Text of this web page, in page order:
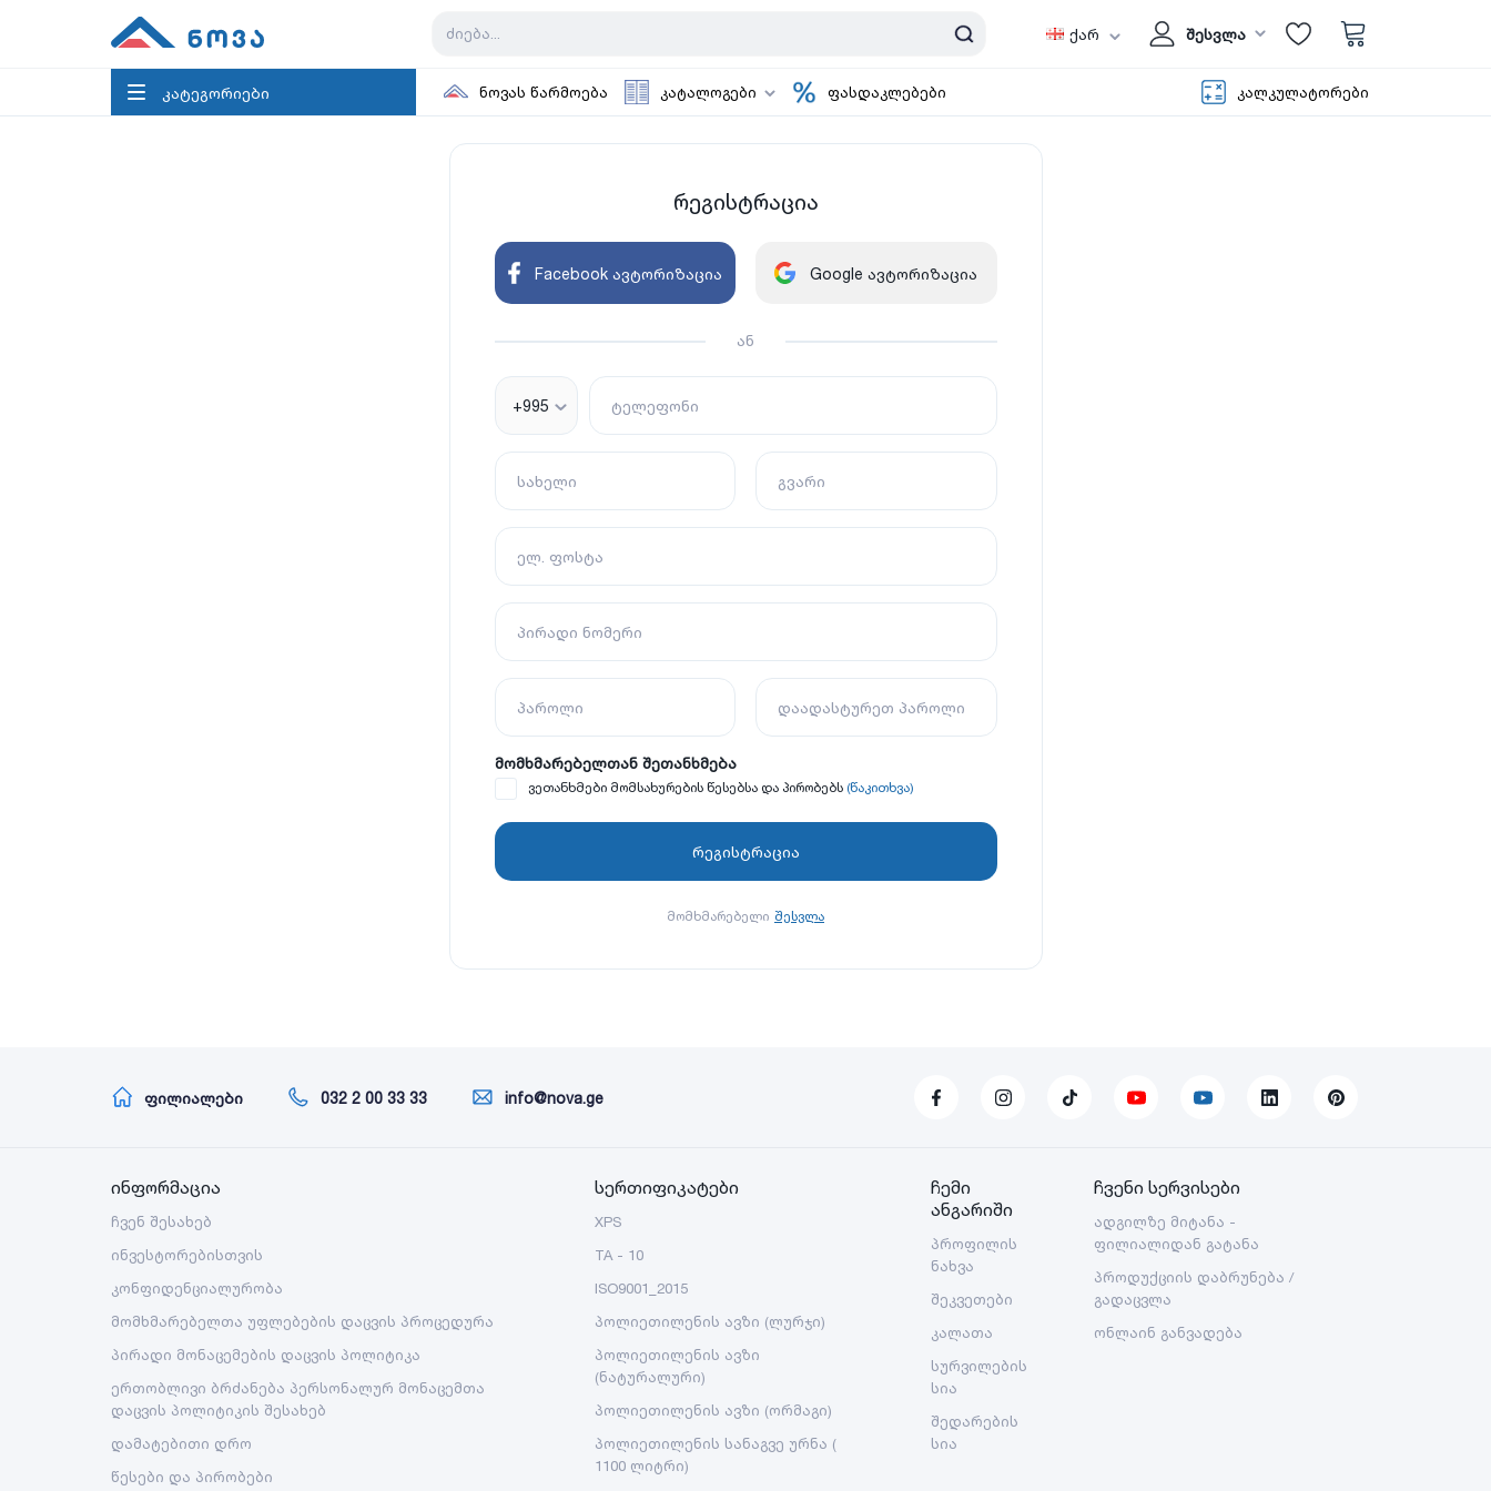
ქარ შესვლა
კატეგორიები ნოვას წარმოება კატალოგები ფასდაკლებები კალკულატორები
რეგისტრაცია
Facebook ავტორიზაცია Google ავტორიზაცია
ან
+995 ტელეფონი
სახელი გვარი
ელ. ფოსტა
პირადი ნომერი
პაროლი დაადასტურეთ პაროლი
მომხმარებელთან შეთანხმება
ვეთანხმები მომსახურების წესებსა და პირობებს (წაკითხვა)
მომხმარებელი შესვლა
ფილიალები 032 2 00 33 33 info@nova.ge
ინფორმაცია
ჩვენ შესახებ
ინვესტორებისთვის
კონფიდენციალურობა
მომხმარებელთა უფლებების დაცვის პროცედურა
პირადი მონაცემების დაცვის პოლიტიკა
ერთობლივი ბრძანება პერსონალურ მონაცემთა
დაცვის პოლიტიკის შესახებ
დამატებითი დრო
წესები და პირობები
სერთიფიკატები
XPS
TA - 10
ISO9001_2015
პოლიეთილენის ავზი (ლურჯი)
პოლიეთილენის ავზი
(ნატურალური)
პოლიეთილენის ავზი (ორმაგი)
პოლიეთილენის სანაგვე ურნა (
1100 ლიტრი)
ჩემი
ანგარიში
პროფილის
ნახვა
შეკვეთები
კალათა
სურვილების
სია
შედარების
სია
ჩვენი სერვისები
ადგილზე მიტანა -
ფილიალიდან გატანა
პროდუქციის დაბრუნება /
გადაცვლა
ონლაინ განვადება